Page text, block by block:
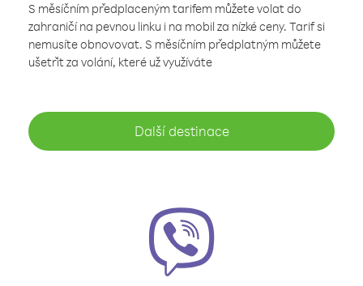
S měsíčním předplaceným tarifem můžete volat do
zahraničí na pevnou linku i na mobil za nízké ceny. Tarif si
nemusíte obnovovat. S měsíčním předplatným můžete
ušetřit za volání, které už využíváte
Další destinace